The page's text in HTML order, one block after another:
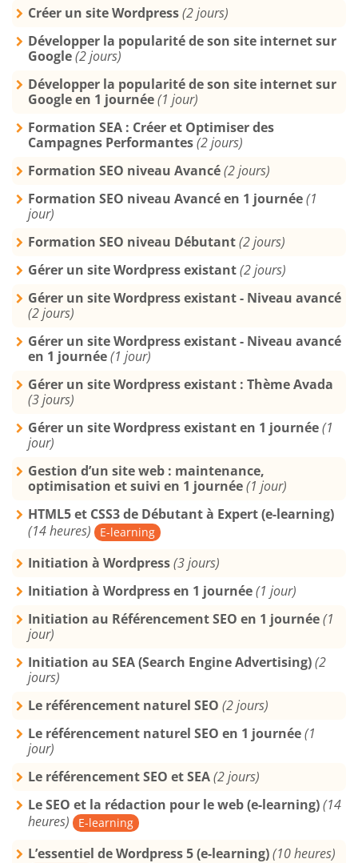
Créer un site Wordpress(2 jours)
Développer la popularité de son site internet sur
Google(2 jours)
Développer la popularité de son site internet sur
Google en 1 journée(1 jour)
Formation SEA : Créer et Optimiser des
Campagnes Performantes(2 jours)
Formation SEO niveau Avancé(2 jours)
Formation SEO niveau Avancé en 1 journée(1
jour)
Formation SEO niveau Débutant(2 jours)
Gérer un site Wordpress existant(2 jours)
Gérer un site Wordpress existant - Niveau avancé
(2 jours)
Gérer un site Wordpress existant - Niveau avancé
en 1 journée(1 jour)
Gérer un site Wordpress existant : Thème Avada
(3 jours)
Gérer un site Wordpress existant en 1 journée(1
jour)
Gestion d’un site web : maintenance,
optimisation et suivi en 1 journée(1 jour)
HTML5 et CSS3 de Débutant à Expert (e-learning)
(14 heures)
E-learning
Initiation à Wordpress(3 jours)
Initiation à Wordpress en 1 journée(1 jour)
Initiation au Référencement SEO en 1 journée(1
jour)
Initiation au SEA (Search Engine Advertising)(2
jours)
Le référencement naturel SEO (2 jours)
Le référencement naturel SEO en 1 journée(1
jour)
Le référencement SEO et SEA(2 jours)
Le SEO et la rédaction pour le web (e-learning)(14
heures)
E-learning
L’essentiel de Wordpress 5 (e-learning)(10 heures)